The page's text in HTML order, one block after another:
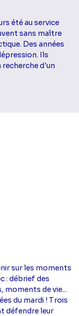
été au service
sans maître
Des années
Ils
d'un
diffusion
sur les moments
: débrief des
moments de vie...
du mardi ! Trois
défendre leur